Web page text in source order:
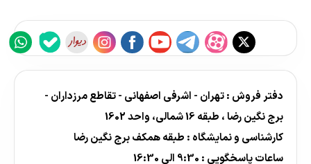
دفتر فروش : تهران - اشرفی اصفهانی - تقاطع مرزداران -
برج نگین رضا ، طبقه 16 شمالی، واحد 1602
کارشناسی و نمایشگاه : طبقه همکف برج نگین رضا
ساعات پاسخگویی : 9:30 الی 16:30